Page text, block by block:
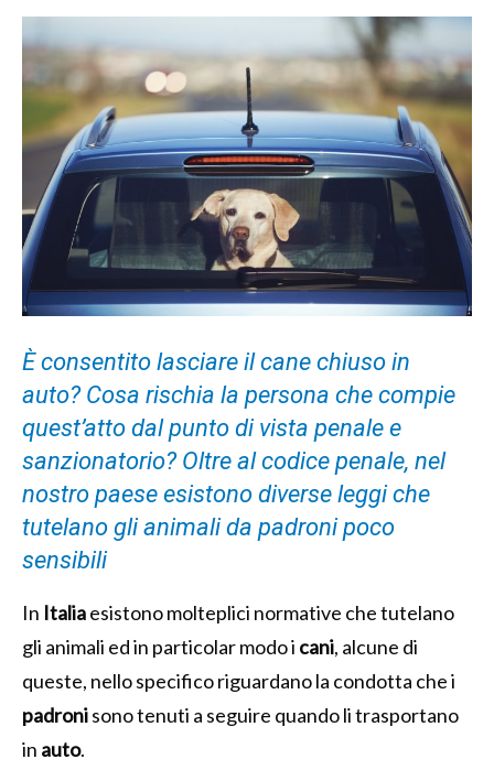
È consentito lasciare il cane chiuso in
auto? Cosa rischia la persona che compie
quest’atto dal punto di vista penale e
sanzionatorio? Oltre al codice penale, nel
nostro paese esistono diverse leggi che
tutelano gli animali da padroni poco
sensibili
In Italiaesistono molteplici normative che tutelano
gli animali ed in particolar modo i cani, alcune di
queste, nello specifico riguardano la condotta che i
padronisono tenuti a seguire quando li trasportano
in auto.